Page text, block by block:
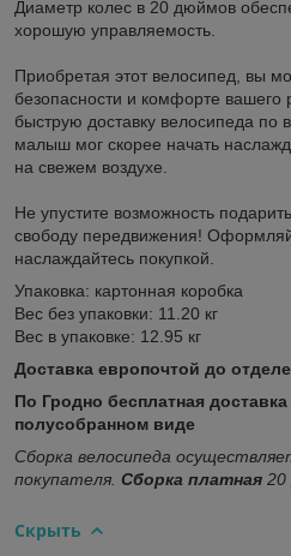
Диаметр колес в 20 дюймов
хорошую управляемость.
Приобретая этот велосипед, вы
безопасности и комфорте
быструю доставку велосипеда по
малыш мог скорее начать
на свежем воздухе.
Не упустите возможность
свободу передвижения!
наслаждайтесь покупкой.
Упаковка: картонная коробка
Вес без упаковки: 11.20 кг
Вес в упаковке: 12.95 кг
Доставка европочтой до
По Гродно бесплатная
полусобранном виде
Сборка велосипеда
покупателя. Сборка платная 20
Скрыть